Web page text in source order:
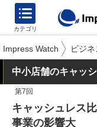
カテゴリ
Impress Watch ビジネ
中小店舗のキャッ
第7回
キャッシュレス
事業の影響大